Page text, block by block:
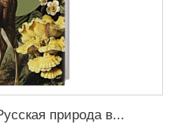
природа в...